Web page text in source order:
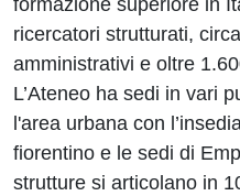
ricercatori strutturati,
amministrativi e oltre
L’Ateneo ha sedi in vari
l'area urbana con
fiorentino e le sedi di
strutture si articolano in